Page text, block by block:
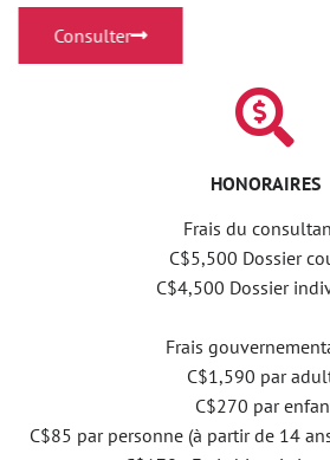
Consulter
HONORAIRES
Frais du
C$5,500 Dossier
C$4,500 Dossier
Frais
C$1,590 par
C$270 par
C$85 par personne (à partir de 14